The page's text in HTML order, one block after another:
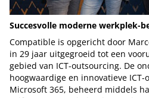
Succesvolle moderne werkplek-
Compatible is opgericht door
in 29 jaar uitgegroeid tot een
gebied van ICT-outsourcing. De
hoogwaardige en innovatieve
Microsoft 365, beheerd middels